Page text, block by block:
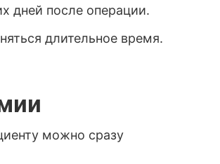
дней после операции.
длительное время.
можно сразу